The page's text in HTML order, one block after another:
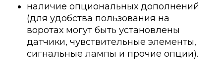
наличие опциональных дополнений
(для удобства пользования на
воротах могут быть установлены
датчики, чувствительные элементы,
сигнальные лампы и прочие опции).